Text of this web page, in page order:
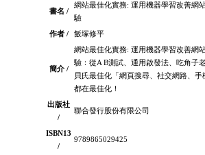
書名 /
網站最佳化實務: 運用機器學習改善網
驗
作者 /
飯塚修平
簡介 /
網站最佳化實務: 運用機器學習改善網
驗：從A B測試、通用啟發法、吃角子
貝氏最佳化「網頁搜尋、社交網路、手
都在最佳化！
出版社
/
聯合發行股份有限公司
ISBN13
/
9789865029425